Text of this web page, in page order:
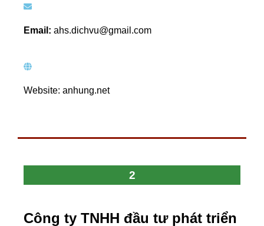
Email: ahs.dichvu@gmail.com
Website: anhung.net
2
Công ty TNHH đầu tư phát triển